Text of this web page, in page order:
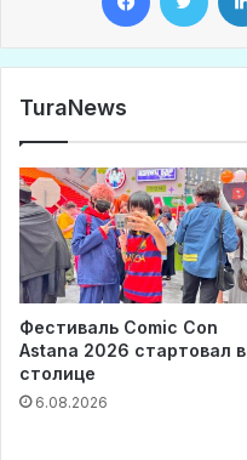
TuraNews
Фестиваль Comic Con
Astana 2026 стартовал в
столице
6.08.2026